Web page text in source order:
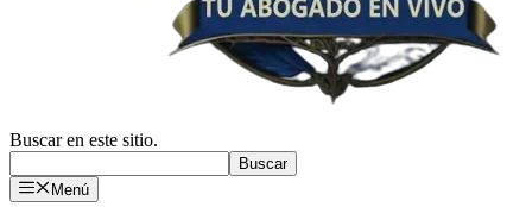
Buscar en este sitio.
Buscar
Menú